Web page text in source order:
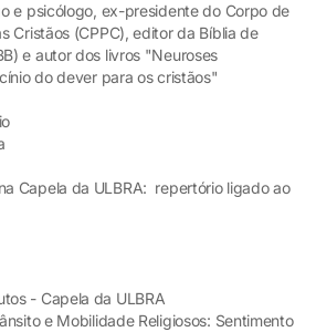
e psicólogo, ex-presidente do Corpo de
Cristãos (CPPC), editor da Bíblia de
e autor dos livros "Neuroses
do dever para os cristãos"
Capela da ULBRA: repertório ligado ao
- Capela da ULBRA
e Mobilidade Religiosos: Sentimento